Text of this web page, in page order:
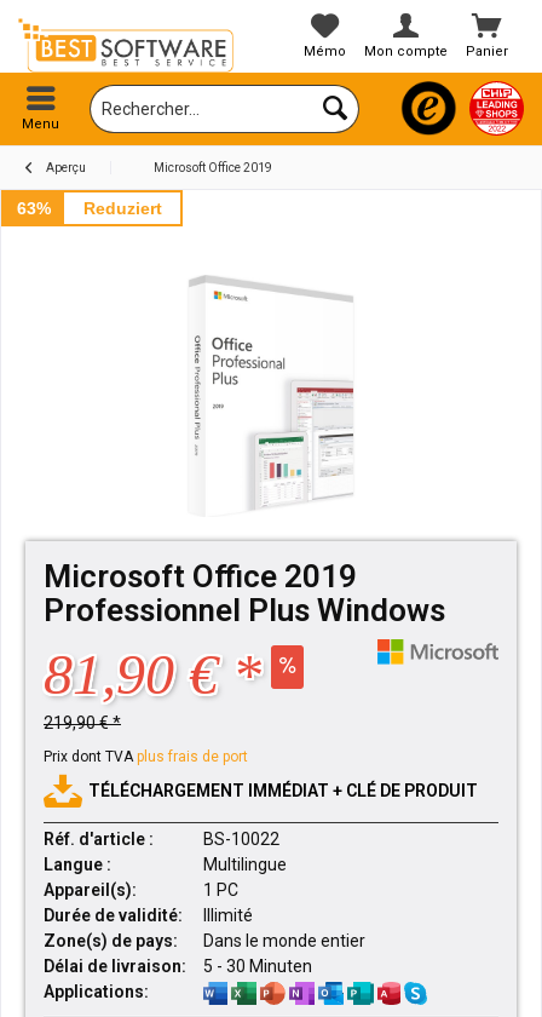
Panier
Mémo Mon compte
Menu
Aperçu Microsoft Office 2019
63% Reduziert
Microsoft Office 2019
Professionnel Plus Windows
81,90 € *
219,90 € *
Prix dont TVAplus frais de port
TÉLÉCHARGEMENT IMMÉDIAT + CLÉ DE PRODUIT
Réf. d'article :
BS-10022
Langue :
Multilingue
Appareil(s):
1 PC
Durée de validité:
Illimité
Zone(s) de pays:
Dans le monde entier
Délai de livraison:
5 - 30 Minuten
Applications: